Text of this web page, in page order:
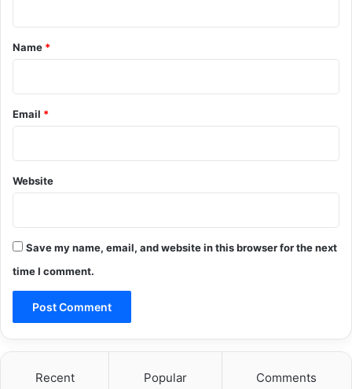
*
Name *
Email *
Website
Save my name, email, and website in this browser for the next
time I comment.
Recent Popular Comments